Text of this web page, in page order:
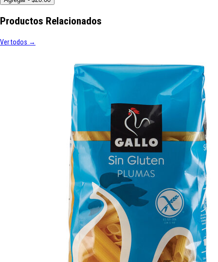
Productos Relacionados
Ver todos →